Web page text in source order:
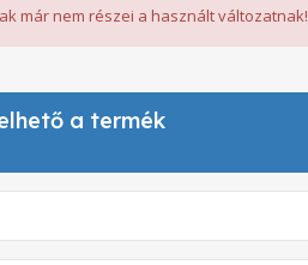
már nem részei a használt változatnak!
a termék